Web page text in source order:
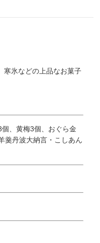
寒氷などの上品なお菓子
、黄梅3個、おぐら金
羹丹波大納言・こしあん